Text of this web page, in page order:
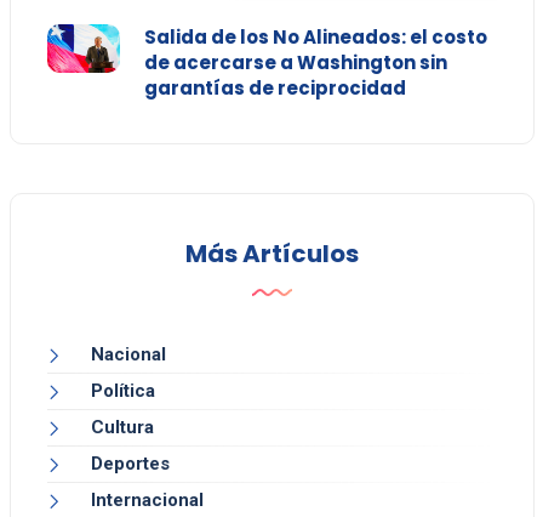
Salida de los No Alineados: el costo
de acercarse a Washington sin
garantías de reciprocidad
Más Artículos
Nacional
Política
Cultura
Deportes
Internacional